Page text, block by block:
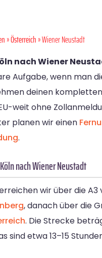
»Österreich» Wiener Neustadt
nach Wiener
Aufgabe, wenn man
deinen kompletten
weit ohne
planen wir einen
.
nach Wiener Neustadt
wir über die A3
, danach über die
. Die Strecke
sind etwa 13–15